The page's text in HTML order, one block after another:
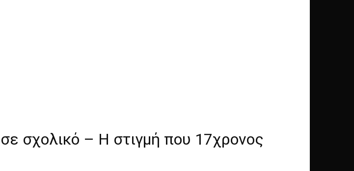
σχολικό – Η στιγμή που 17χρονος